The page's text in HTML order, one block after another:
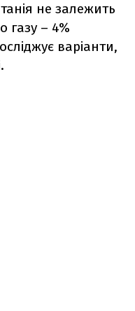
не залежить
газу – 4%
варіанти,